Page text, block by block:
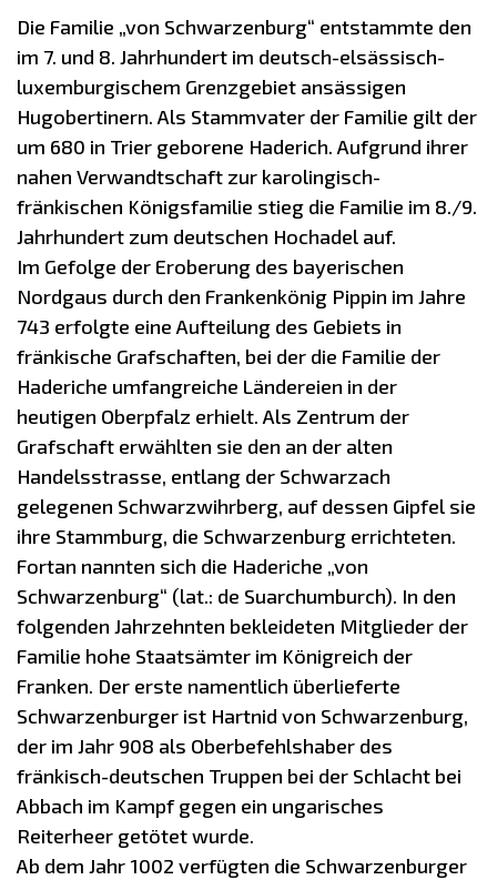
Die Familie „von Schwarzenburg“ entstammte den
im 7. und 8. Jahrhundert im deutsch-elsässisch-
luxemburgischem Grenzgebiet ansässigen
Hugobertinern. Als Stammvater der Familie gilt der
um 680 in Trier geborene Haderich. Aufgrund ihrer
nahen Verwandtschaft zur karolingisch-
fränkischen Königsfamilie stieg die Familie im 8./9.
Jahrhundert zum deutschen Hochadel auf.
Im Gefolge der Eroberung des bayerischen
Nordgaus durch den Frankenkönig Pippin im Jahre
743 erfolgte eine Aufteilung des Gebiets in
fränkische Grafschaften, bei der die Familie der
Haderiche umfangreiche Ländereien in der
heutigen Oberpfalz erhielt. Als Zentrum der
Grafschaft erwählten sie den an der alten
Handelsstrasse, entlang der Schwarzach
gelegenen Schwarzwihrberg, auf dessen Gipfel sie
ihre Stammburg, die Schwarzenburg errichteten.
Fortan nannten sich die Haderiche „von
Schwarzenburg“ (lat.: de Suarchumburch). In den
folgenden Jahrzehnten bekleideten Mitglieder der
Familie hohe Staatsämter im Königreich der
Franken. Der erste namentlich überlieferte
Schwarzenburger ist Hartnid von Schwarzenburg,
der im Jahr 908 als Oberbefehlshaber des
fränkisch-deutschen Truppen bei der Schlacht bei
Abbach im Kampf gegen ein ungarisches
Reiterheer getötet wurde.
Ab dem Jahr 1002 verfügten die Schwarzenburger